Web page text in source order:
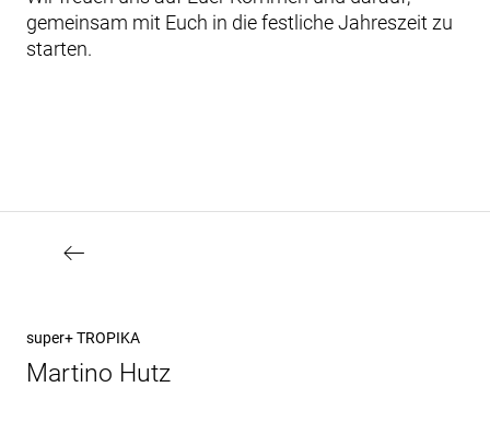
gemeinsam mit Euch in die festliche Jahreszeit zu
starten.
Vorheriger
Beitrag
super+ TROPIKA
Martino Hutz